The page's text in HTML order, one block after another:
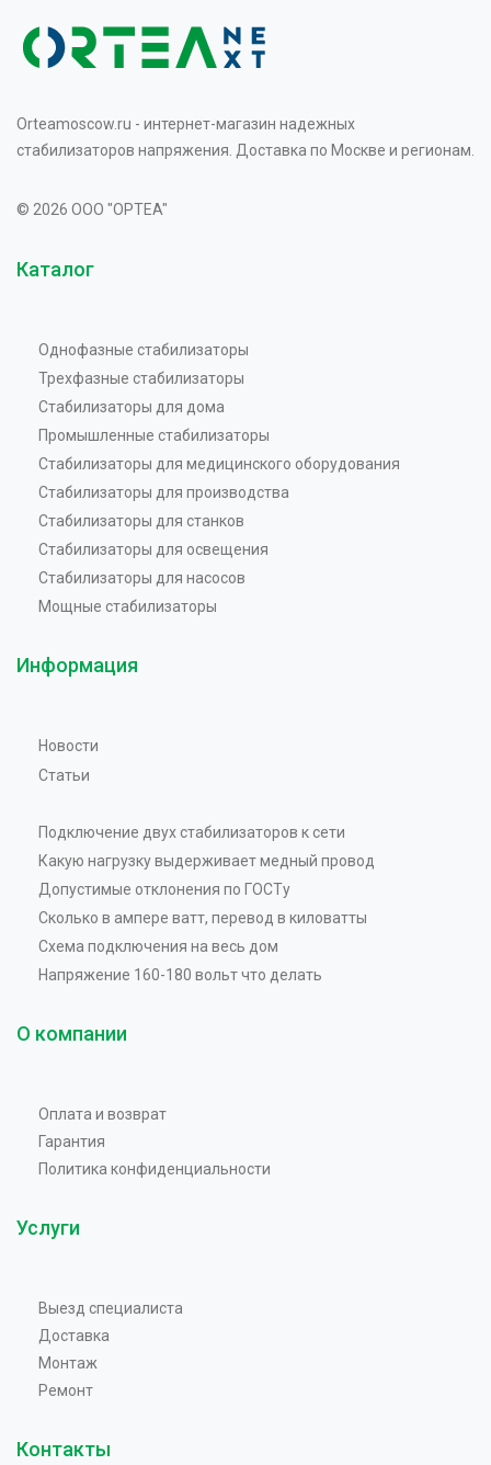
Orteamoscow.ru - интернет-магазин надежных
стабилизаторов напряжения. Доставка по Москве и регионам.
© 2026 OOO "OPTEA"
Каталог
Однофазные стабилизаторы
Трехфазные стабилизаторы
Стабилизаторы для дома
Промышленные стабилизаторы
Стабилизаторы для медицинского оборудования
Стабилизаторы для производства
Стабилизаторы для станков
Стабилизаторы для освещения
Стабилизаторы для насосов
Мощные стабилизаторы
Информация
Новости
Статьи
Подключение двух стабилизаторов к сети
Какую нагрузку выдерживает медный провод
Допустимые отклонения по ГОСТу
Сколько в ампере ватт, перевод в киловатты
Схема подключения на весь дом
Напряжение 160-180 вольт что делать
О компании
Оплата и возврат
Гарантия
Политика конфиденциальности
Услуги
Выезд специалиста
Доставка
Монтаж
Ремонт
Контакты